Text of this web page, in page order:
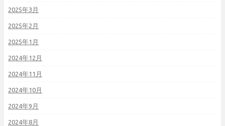
2025年3月
2025年2月
2025年1月
2024年12月
2024年11月
2024年10月
2024年9月
2024年8月